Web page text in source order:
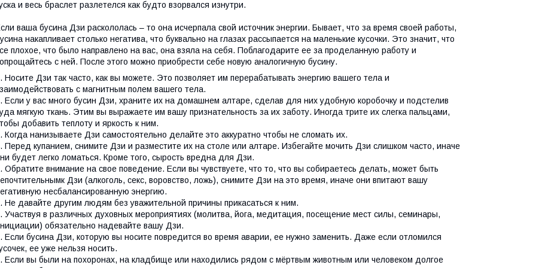
и весь браслет разлетелся как будто взорвался изнутри.
ваша бусина Дзи раскололась – то она исчерпала свой источник энергии. Бывает, что за время своей работы,
накапливает столько негатива, что буквально на глазах рассыпается на маленькие кусочки. Это значит, что
плохое, что было направлено на вас, она взяла на себя. Поблагодарите ее за проделанную работу и
с ней. После этого можно приобрести себе новую аналогичную бусину.
Носите Дзи так часто, как вы можете. Это позволяет им перерабатывать энергию вашего тела и
с магнитным полем вашего тела.
Если у вас много бусин Дзи, храните их на домашнем алтаре, сделав для них удобную коробочку и подстелив
мягкую ткань. Этим вы выражаете им вашу признательность за их заботу. Иногда трите их слегка пальцами,
добавить теплоту и яркость к ним.
Когда нанизываете Дзи самостоятельно делайте это аккуратно чтобы не сломать их.
Перед купанием, снимите Дзи и разместите их на столе или алтаре. Избегайте мочить Дзи слишком часто, иначе
будет легко ломаться. Кроме того, сырость вредна для Дзи.
Обратите внимание на свое поведение. Если вы чувствуете, что то, что вы собираетесь делать, может быть
Дзи (алкоголь, секс, воровство, ложь), снимите Дзи на это время, иначе они впитают вашу
несбалансированную энергию.
Не давайте другим людям без уважительной причины прикасаться к ним.
Участвуя в различных духовных мероприятиях (молитва, йога, медитация, посещение мест силы, семинары,
обязательно надевайте вашу Дзи.
Если бусина Дзи, которую вы носите повредится во время аварии, ее нужно заменить. Даже если отломился
ее уже нельзя носить.
Если вы были на похоронах, на кладбище или находились рядом с мёртвым животным или человеком долгое